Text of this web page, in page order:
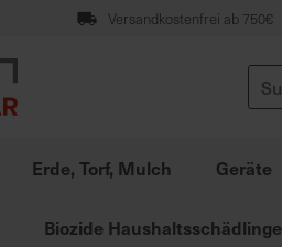
Versandkostenfrei ab 750€
Suche
Erde, Torf, Mulch Geräte
Biozide Haushaltsschädlinge